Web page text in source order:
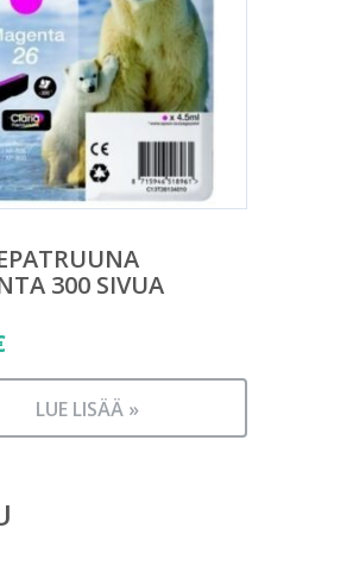
300 SIVUA
LUE LISÄÄ »